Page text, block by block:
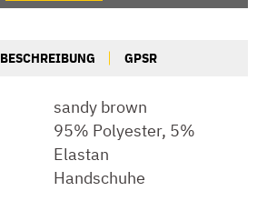
BESCHREIBUNG GPSR
sandy brown
95% Polyester, 5%
Elastan
Handschuhe